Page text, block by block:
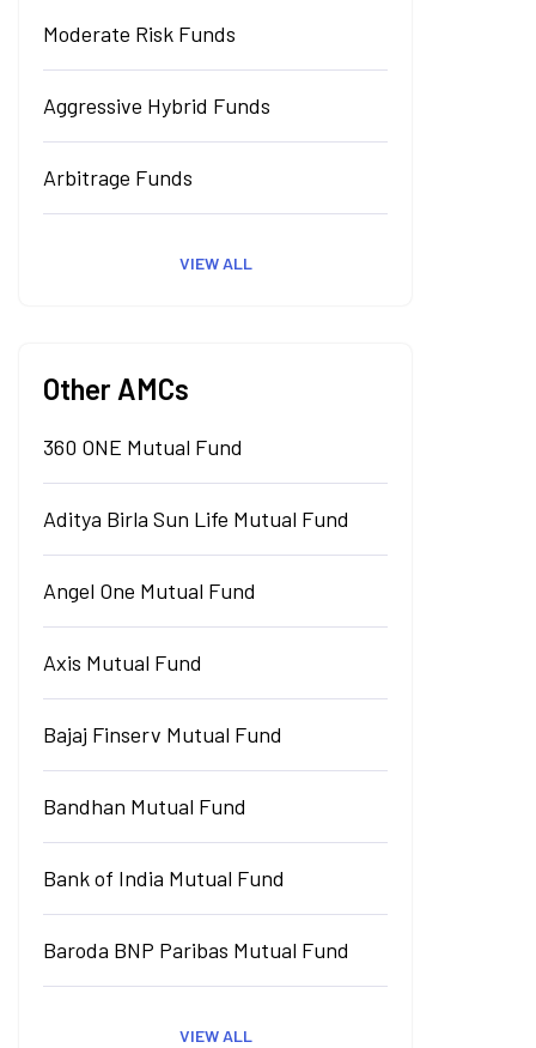
Moderate Risk Funds
Aggressive Hybrid Funds
Arbitrage Funds
VIEW ALL
Other AMCs
360 ONE Mutual Fund
Aditya Birla Sun Life Mutual Fund
Angel One Mutual Fund
Axis Mutual Fund
Bajaj Finserv Mutual Fund
Bandhan Mutual Fund
Bank of India Mutual Fund
Baroda BNP Paribas Mutual Fund
VIEW ALL